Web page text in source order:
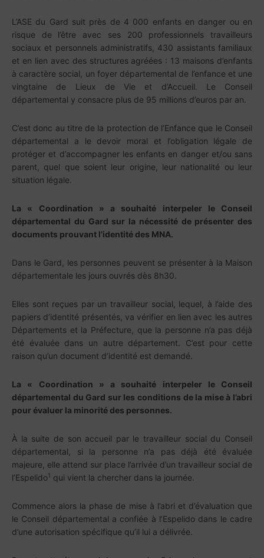
L’ASE du Gard suit près de 4 000 enfants en danger ou en
risque de l’être avec ses 200 professionnels travailleurs
sociaux et personnels administratifs, 430 assistants familiaux
et en lien avec des structures agréées : 13 maisons d’enfants
à caractère social, un foyer départemental de l’enfance et une
vingtaine de Lieux de Vie et d’Accueil. Le Conseil
départemental y consacre plus de 95 millions d’euros par an.
C’est donc au titre de la protection de l’Enfance que le Conseil
départemental a le devoir moral et l’obligation légale de
protéger et d’accompagner les enfants en danger et/ou sans
parent, quel que soient leur origine, leur nationalité ou leur
situation légale.
La « Coordination » a souhaité interpeler le Conseil
départemental du Gard sur la nécessité de présenter des
documents prouvant l’identité des MNA.
Dans le Gard, les personnes peuvent se présenter à la Maison
départementale les jours ouvrés dès 8h30.
Elles sont reçues par un travailleur social, lequel, à l’aide des
papiers d’identité présentés, va vérifier en lien avec les autres
Départements et la Préfecture, que la personne n’a pas déjà
été évaluée dans un autre département. C’est pour cette
raison qu’un document d’identité est demandé.
La « Coordination » a souhaité interpeler le Conseil
départemental du Gard sur les conditions de la mise à l’abri
pour évaluer la minorité des personnes.
À la suite de son accueil par le travailleur social du Conseil
départemental, si la personne n’a pas déjà été évaluée
majeure, elle attend sur place l’arrivée d’un travailleur social de
l’Espelido1 qui vient la chercher dans la journée.
Commence alors la phase de mise à l’abri et d’évaluation que
le Conseil départemental a confiée à l’Espelido dans le cadre
d’une autorisation spécifique qu’il lui a délivrée.